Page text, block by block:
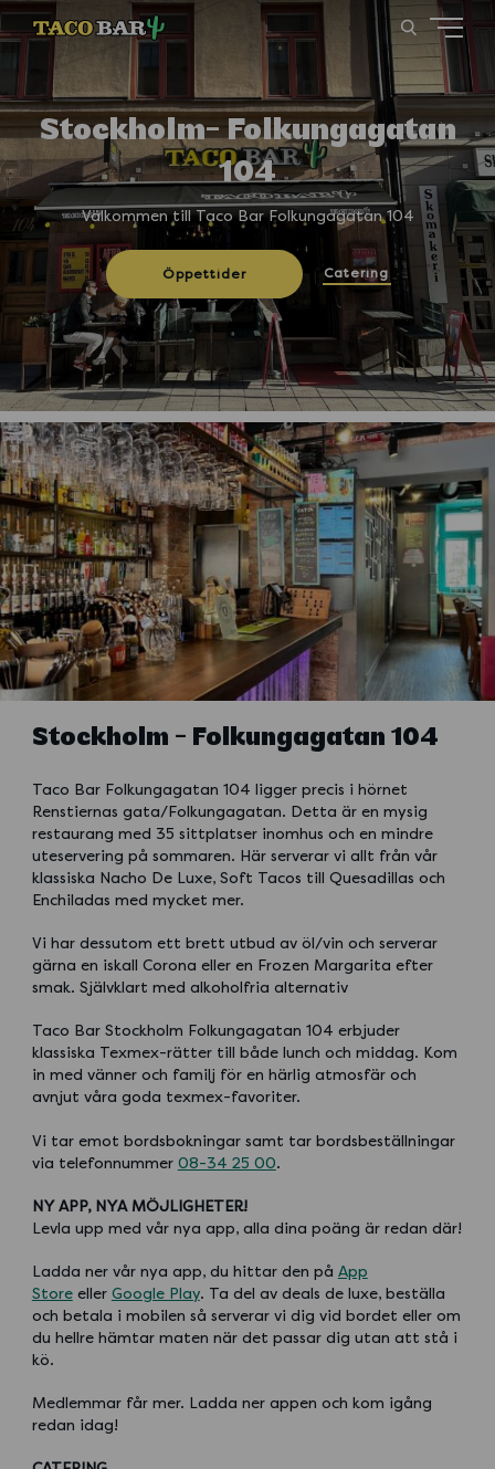
Stockholm- Folkungagatan
104
Välkommen till Taco Bar Folkungagatan 104
Öppettider Catering
Stockholm - Folkungagatan 104
Taco Bar Folkungagatan 104 ligger precis i hörnet
Renstiernas gata/Folkungagatan. Detta är en mysig
restaurang med 35 sittplatser inomhus och en mindre
uteservering på sommaren. Här serverar vi allt från vår
klassiska Nacho De Luxe, Soft Tacos till Quesadillas och
Enchiladas med mycket mer.
Vi har dessutom ett brett utbud av öl/vin och serverar
gärna en iskall Corona eller en Frozen Margarita efter
smak. Självklart med alkoholfria alternativ
Taco Bar Stockholm Folkungagatan 104 erbjuder
klassiska Texmex-rätter till både lunch och middag. Kom
in med vänner och familj för en härlig atmosfär och
avnjut våra goda texmex-favoriter.
Vi tar emot bordsbokningar samt tar bordsbeställningar
via telefonnummer 08-34 25 00.
NY APP, NYA MÖJLIGHETER!
Levla upp med vår nya app, alla dina poäng är redan där!
Ladda ner vår nya app, du hittar den på App
Storeeller Google Play. Ta del av deals de luxe, beställa
och betala i mobilen så serverar vi dig vid bordet eller om
du hellre hämtar maten när det passar dig utan att stå i
kö.
Medlemmar får mer. Ladda ner appen och kom igång
redan idag!